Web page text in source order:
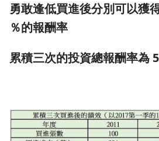
勇敢逢低買進後分別可以獲
％的報酬率
累積三次的投資總報酬率為